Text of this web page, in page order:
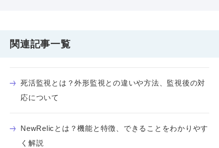
関連記事一覧
死活監視とは？外形監視との違いや方法、監視後の対
応について
NewRelicとは？機能と特徴、できることをわかりやす
く解説